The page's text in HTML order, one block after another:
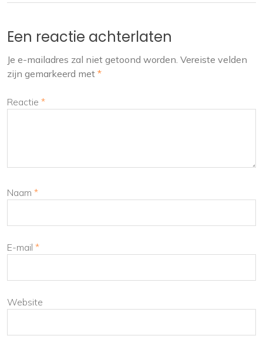
Een reactie achterlaten
Je e-mailadres zal niet getoond worden. Vereiste velden
zijn gemarkeerd met *
Reactie *
Naam *
E-mail *
Website